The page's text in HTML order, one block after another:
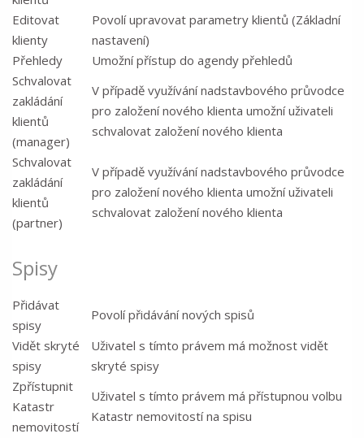
Editovat
klienty
Povolí upravovat parametry klientů (Základní
nastavení)
Přehledy
Umožní přístup do agendy přehledů
Schvalovat
zakládání
klientů
(manager)
V případě využívání nadstavbového průvodce
pro založení nového klienta umožní uživateli
schvalovat založení nového klienta
Schvalovat
zakládání
klientů
(partner)
V případě využívání nadstavbového průvodce
pro založení nového klienta umožní uživateli
schvalovat založení nového klienta
Spisy
Přidávat
spisy
Povolí přidávání nových spisů
Vidět skryté
spisy
Uživatel s tímto právem má možnost vidět
skryté spisy
Zpřístupnit
Katastr
nemovitostí
Uživatel s tímto právem má přístupnou volbu
Katastr nemovitostí na spisu